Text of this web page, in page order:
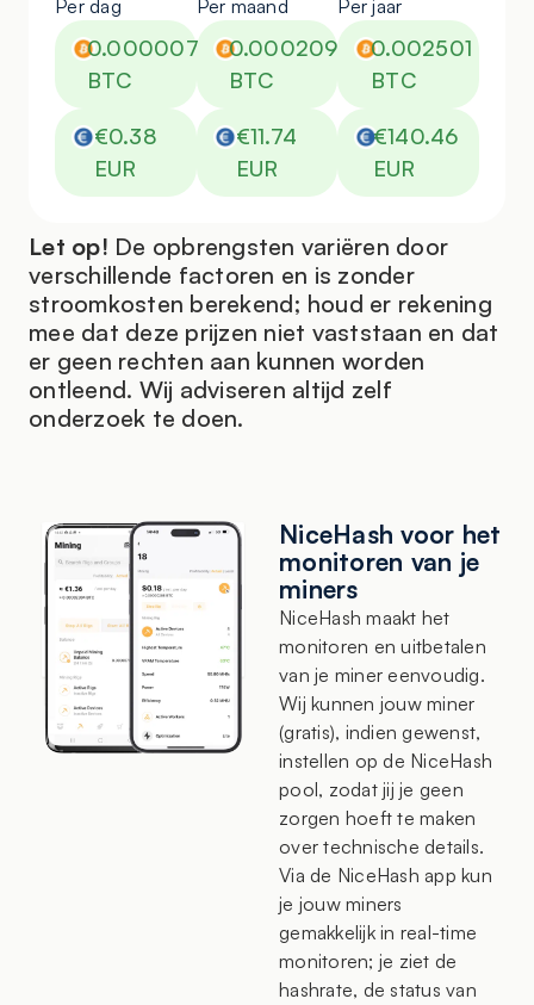
Per dag
0.000007
BTC
€0.38
EUR
Per maand
0.000209
BTC
€11.74
EUR
Per jaar
0.002501
BTC
€140.46
EUR
Let op! De opbrengsten variëren door
verschillende factoren en is zonder
stroomkosten berekend; houd er rekening
mee dat deze prijzen niet vaststaan en dat
er geen rechten aan kunnen worden
ontleend. Wij adviseren altijd zelf
onderzoek te doen.
NiceHash voor het
monitoren van je
miners
NiceHash maakt het
monitoren en uitbetalen
van je miner eenvoudig.
Wij kunnen jouw miner
(gratis), indien gewenst,
instellen op de NiceHash
pool, zodat jij je geen
zorgen hoeft te maken
over technische details.
Via de NiceHash app kun
je jouw miners
gemakkelijk in real-time
monitoren; je ziet de
hashrate, de status van